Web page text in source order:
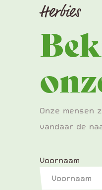
Herbies
Onze
vandaar de
Voornaam